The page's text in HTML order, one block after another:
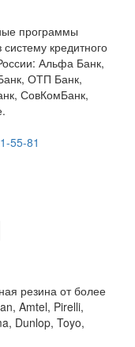
программы
кредитного
Альфа Банк,
ОТП Банк,
СовКомБанк,
55-81
резина от более
Amtel, Pirelli,
Dunlop, Toyo,